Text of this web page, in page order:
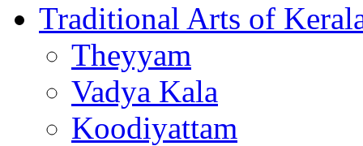
Traditional Arts of
Theyyam
Vadya Kala
Koodiyattam